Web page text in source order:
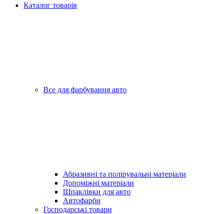
Каталог товарів
Все для фарбування авто
Абразивні та полірувальні матеріали
Допоміжні матеріали
Шпаклівки для авто
Автофарби
Господарські товари